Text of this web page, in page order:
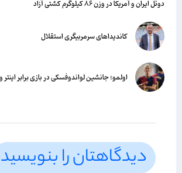
دوئل ایران و آمریکا در وزن ۸۶ کیلوگرم کشتی آزاد
کاندیداهای سرمربیگری استقلال
اولمو؛ جانشین لواندوفسکی در بازی برابر اینتر و
دیدگاهتان را بنویسید